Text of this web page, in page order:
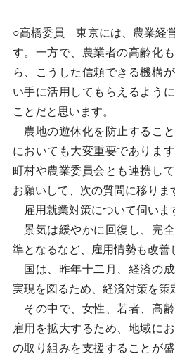
○高橋委員 東京には、農業経
す。一方で、農業者の高齢化
ら、こうした信頼できる機構
い手に活用してもらえるよう
ことだと思います。
農地の遊休化を防止するこ
においても大変重要でありま
町村や農業委員会とも連携し
お願いして、次の質問に移りま
雇用就業対策について伺いま
景気は緩やかに回復し、完
準となるなど、雇用情勢も改善
国は、昨年十二月、経済の
実現を図るため、経済対策を策
その中で、女性、若者、高
雇用を拡大するため、地域に
の取り組みを支援することが